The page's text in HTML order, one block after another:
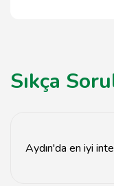
Sıkça
Aydın'da en iyi